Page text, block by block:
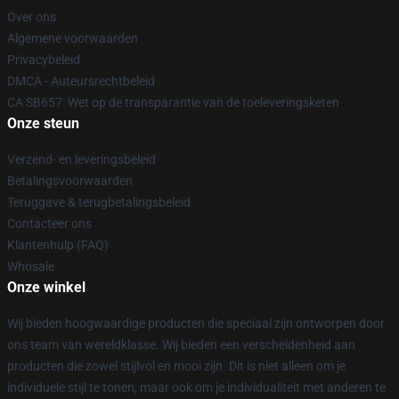
Over ons
Algemene voorwaarden
Privacybeleid
DMCA - Auteursrechtbeleid
CA SB657: Wet op de transparantie van de toeleveringsketen
Onze steun
Verzend- en leveringsbeleid
Betalingsvoorwaarden
Teruggave & terugbetalingsbeleid
Contacteer ons
Klantenhulp (FAQ)
Whosale
Onze winkel
Wij bieden hoogwaardige producten die speciaal zijn ontworpen door
ons team van wereldklasse. Wij bieden een verscheidenheid aan
producten die zowel stijlvol en mooi zijn. Dit is niet alleen om je
individuele stijl te tonen, maar ook om je individualiteit met anderen te